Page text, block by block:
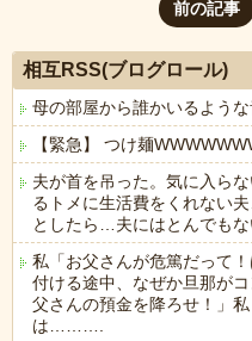
前の記事
相互RSS(ブログロール)
母の部屋から誰かいるよう
【緊急】 つけ麺
夫が首を吊った。気に入ら
るトメに生活費をくれない
としたら…夫にはとんでも
私「お父さんが危篤だって
付ける途中、なぜか旦那が
父さんの預金を降ろせ！」
は……….